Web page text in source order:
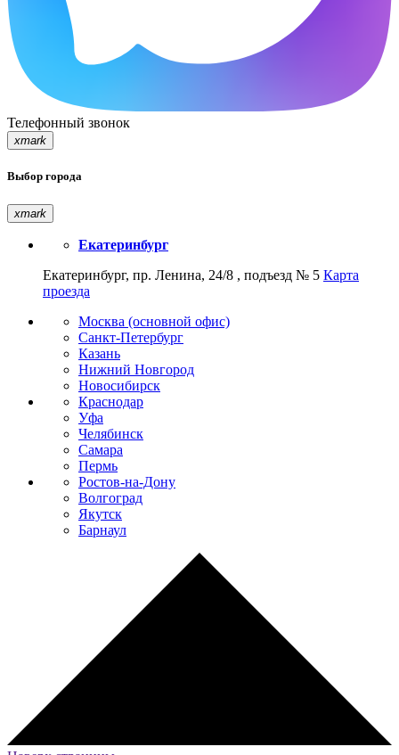
Телефонный звонок
xmark
Выбор города
xmark
Екатеринбург
Екатеринбург, пр. Ленина, 24/8 , подъезд № 5 Карта
проезда
Москва (основной офис)
Санкт-Петербург
Казань
Нижний Новгород
Новосибирск
Краснодар
Уфа
Челябинск
Самара
Пермь
Ростов-на-Дону
Волгоград
Якутск
Барнаул